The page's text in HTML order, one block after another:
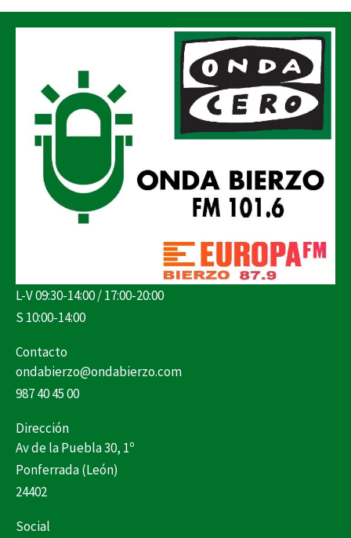
L-V 09:30-14:00 / 17:00-20:00
S 10:00-14:00
Contacto
ondabierzo@ondabierzo.com
987 40 45 00
Dirección
Av de la Puebla 30, 1º
Ponferrada (León)
24402
Social